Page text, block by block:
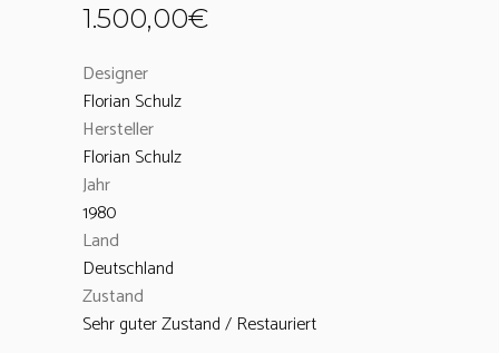
1.500,00€
Designer
Florian Schulz
Hersteller
Florian Schulz
Jahr
1980
Land
Deutschland
Zustand
Sehr guter Zustand / Restauriert